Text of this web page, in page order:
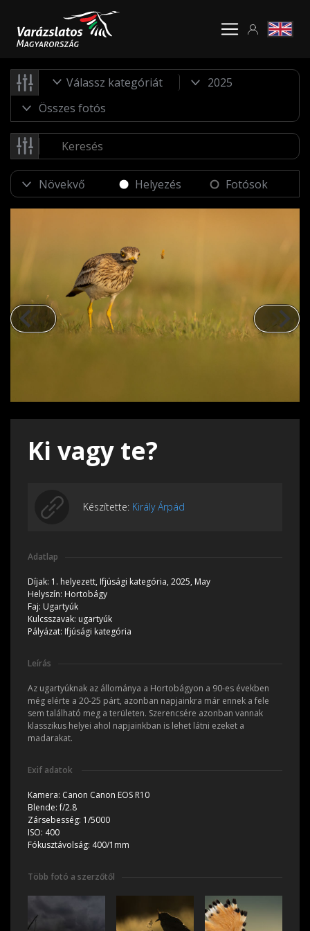
Válassz kategóriát
Helyezés Fotósok
Ki vagy te?
Készítette: Király Árpád
Adatlap
Díjak: 1. helyezett, Ifjúsági kategória, 2025, May
Helyszín: Hortobágy
Faj: Ugartyúk
Kulcsszavak: ugartyúk
Pályázat: Ifjúsági kategória
Leírás
Az ugartyúknak az állománya a Hortobágyon a 90-es években
még elérte a 20-25 párt, azonban napjainkra már ennek a fele
sem található meg a területen. Szerencsére azonban vannak
klasszikus helyei ahol napjainkban is lehet látni ezeket a
madarakat.
Exif adatok
Kamera: Canon Canon EOS R10
Blende:f/2.8
Zársebesség: 1/5000
ISO: 400
Fókusztávolság: 400/1mm
Több fotó a szerzőtől